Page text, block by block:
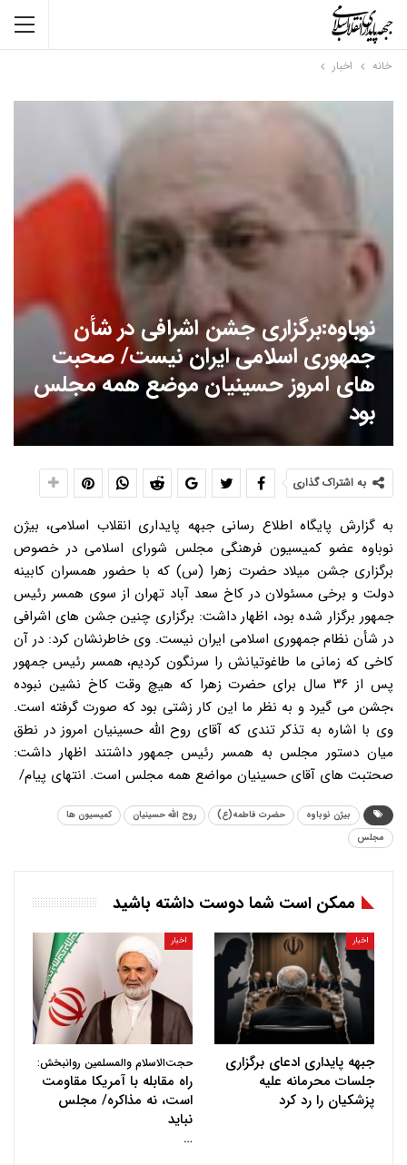
خانه اخبار
نوباوه:برگزاری جشن اشرافی در شأن
جمهوری اسلامی ایران نیست/ صحبت
های امروز حسینیان موضع همه مجلس
بود
به اشتراک گذاری
به گزارش پایگاه اطلاع رسانی جبهه پایداری انقلاب اسلامی، بیژن
نوباوه عضو کمیسیون فرهنگی مجلس شورای اسلامی در خصوص
برگزاری جشن میلاد حضرت زهرا (س) که با حضور همسران کابینه
دولت و برخی مسئولان در کاخ سعد آباد تهران از سوی همسر رئیس
جمهور برگزار شده بود، اظهار داشت: برگزاری چنین جشن های اشرافی
در شأن نظام جمهوری اسلامی ایران نیست. وی خاطرنشان کرد: در آن
کاخی که زمانی ما طاغوتیانش را سرنگون کردیم، همسر رئیس جمهور
پس از ۳۶ سال برای حضرت زهرا که هیچ وقت کاخ نشین نبوده
،جشن می گیرد و به نظر ما این کار زشتی بود که صورت گرفته است.
وی با اشاره به تذکر تندی که آقای روح الله حسینیان امروز در نطق
میان دستور مجلس به همسر رئیس جمهور داشتند اظهار داشت:
صحتبت های آقای حسینیان مواضع همه مجلس است. انتهای پیام/
بیژن نوباوه حضرت فاطمه(ع) روح الله حسینیان
کمیسیون ها
مجلس
ممکن است شما دوست داشته باشید
اخبار
جبهه پایداری ادعای برگزاری
جلسات محرمانه علیه
پزشکیان را رد کرد
اخبار
حجت‌الاسلام والمسلمین روانبخش:
راه مقابله با آمریکا مقاومت
است، نه مذاکره/ مجلس
نباید
…